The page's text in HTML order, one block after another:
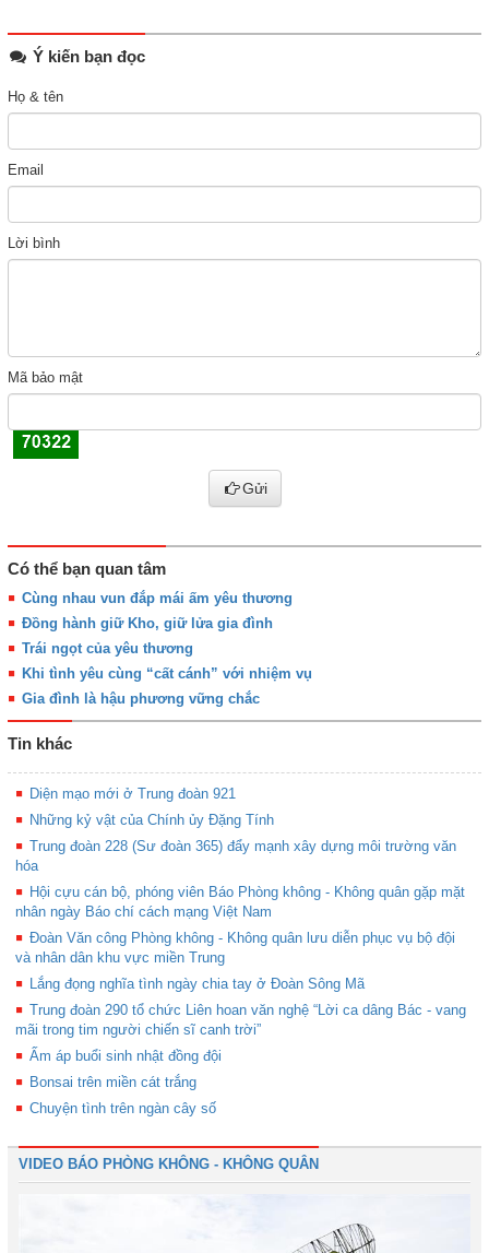
Ý kiến bạn đọc
Họ & tên
Email
Lời bình
Mã bảo mật
Gửi
Có thể bạn quan tâm
Cùng nhau vun đắp mái ấm yêu thương
Đồng hành giữ Kho, giữ lửa gia đình
Trái ngọt của yêu thương
Khi tình yêu cùng “cất cánh” với nhiệm vụ
Gia đình là hậu phương vững chắc
Tin khác
Diện mạo mới ở Trung đoàn 921
Những kỷ vật của Chính ủy Đặng Tính
Trung đoàn 228 (Sư đoàn 365) đẩy mạnh xây dựng môi trường văn
hóa
Hội cựu cán bộ, phóng viên Báo Phòng không - Không quân gặp mặt
nhân ngày Báo chí cách mạng Việt Nam
Đoàn Văn công Phòng không - Không quân lưu diễn phục vụ bộ đội
và nhân dân khu vực miền Trung
Lắng đọng nghĩa tình ngày chia tay ở Đoàn Sông Mã
Trung đoàn 290 tổ chức Liên hoan văn nghệ “Lời ca dâng Bác - vang
mãi trong tim người chiến sĩ canh trời”
Ấm áp buổi sinh nhật đồng đội
Bonsai trên miền cát trắng
Chuyện tình trên ngàn cây số
VIDEO BÁO PHÒNG KHÔNG - KHÔNG QUÂN